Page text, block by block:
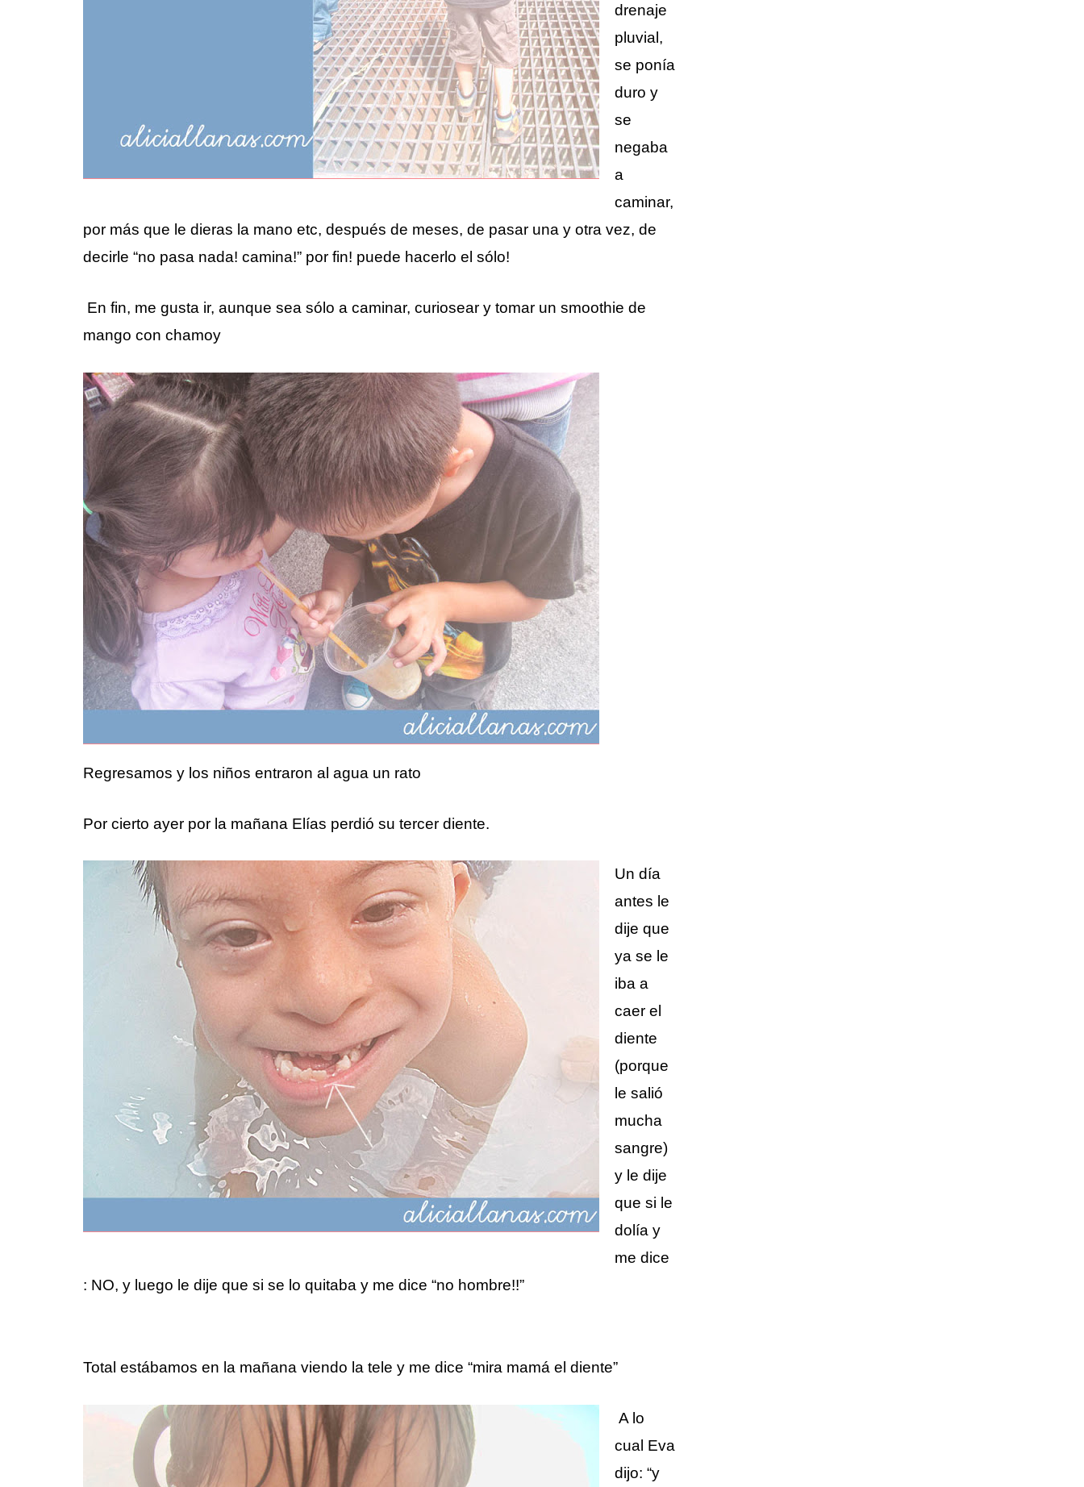
drenaje
pluvial,
se ponía
duro y
se
negaba
a
caminar,
por más que le dieras la mano etc, después de meses, de pasar una y otra vez, de
decirle “no pasa nada! camina!” por fin! puede hacerlo el sólo!
En fin, me gusta ir, aunque sea sólo a caminar, curiosear y tomar un smoothie de
mango con chamoy
Regresamos y los niños entraron al agua un rato
Por cierto ayer por la mañana Elías perdió su tercer diente.
Un día
antes le
dije que
ya se le
iba a
caer el
diente
(porque
le salió
mucha
sangre)
y le dije
que si le
dolía y
me dice
: NO, y luego le dije que si se lo quitaba y me dice “no hombre!!”
Total estábamos en la mañana viendo la tele y me dice “mira mamá el diente”
A lo
cual Eva
dijo: “y